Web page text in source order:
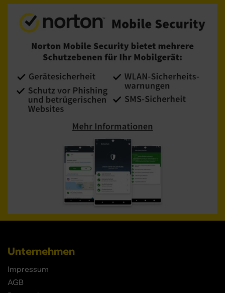
Unternehmen
Impressum
AGB